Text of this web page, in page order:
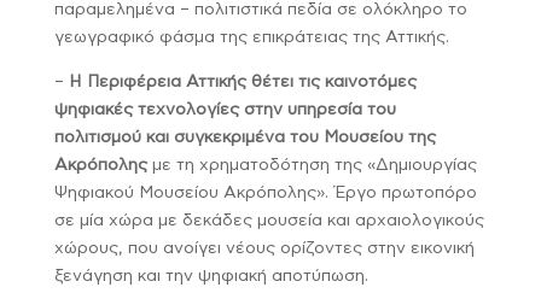
παραμελημένα – πολιτιστικά πεδία σε ολόκληρο το
γεωγραφικό φάσμα της επικράτειας της Αττικής.
– Η Περιφέρεια Αττικής θέτει τις καινοτόμες
ψηφιακές τεχνολογίες στην υπηρεσία του
πολιτισμού και συγκεκριμένα του Μουσείου της
Ακρόποληςμε τη χρηματοδότηση της «Δημιουργίας
Ψηφιακού Μουσείου Ακρόπολης». Έργο πρωτοπόρο
σε μία χώρα με δεκάδες μουσεία και αρχαιολογικούς
χώρους, που ανοίγει νέους ορίζοντες στην εικονική
ξενάγηση και την ψηφιακή αποτύπωση.